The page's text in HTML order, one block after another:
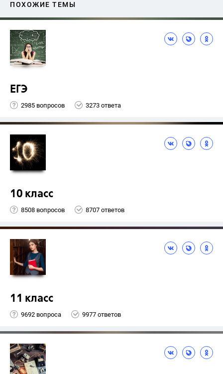
ПОХОЖИЕ ТЕМЫ
ЕГЭ
2985 вопросов 3273 ответа
10 класс
8508 вопросов 8707 ответов
11 класс
9692 вопроса 9977 ответов